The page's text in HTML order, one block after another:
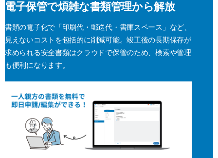
電子保管で煩雑な書類管理から解放
書類の電子化で「印刷代・郵送代・書庫スペース」など、
見えないコストを包括的に削減可能。竣工後の長期保存が
求められる安全書類はクラウドで保管のため、検索や管理
も便利になります。